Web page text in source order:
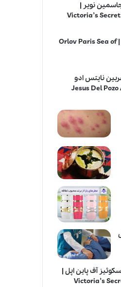
نویر |
Victoria’s
عطر ادکلن اورلوو سی آف لایت | Orlov Paris Sea of
نایتس ادو
آف پاین اپل |
Victoria’s